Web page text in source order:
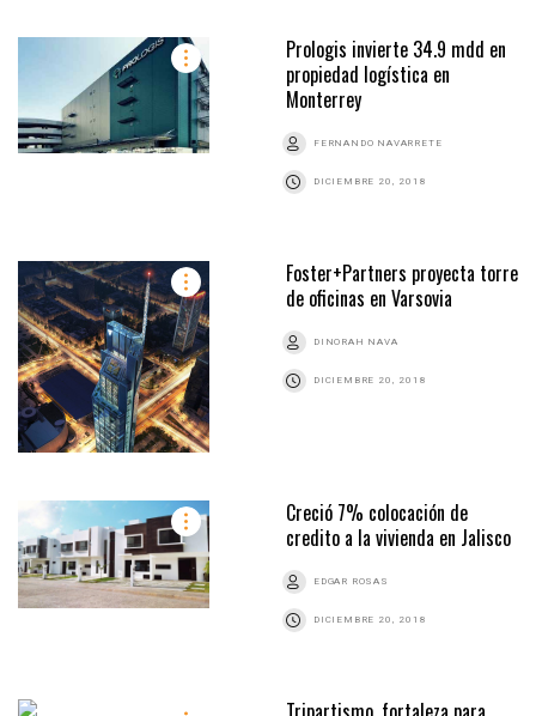
Prologis invierte 34.9 mdd en
propiedad logística en
Monterrey
FERNANDO NAVARRETE
DICIEMBRE 20, 2018
Foster+Partners proyecta torre
de oficinas en Varsovia
DINORAH NAVA
DICIEMBRE 20, 2018
Creció 7% colocación de
credito a la vivienda en Jalisco
EDGAR ROSAS
DICIEMBRE 20, 2018